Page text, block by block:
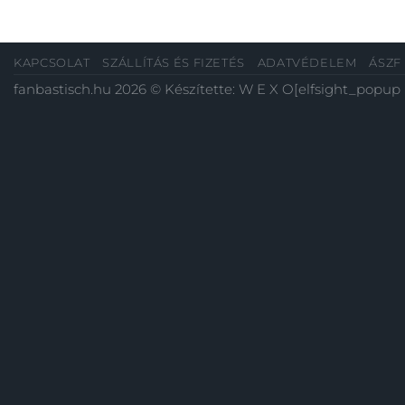
KAPCSOLAT SZÁLLÍTÁS ÉS FIZETÉS ADATVÉDELEM ÁSZF
fanbastisch.hu 2026 © Készítette: W E X O[elfsight_popup